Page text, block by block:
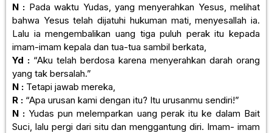
N : Pada waktu Yudas, yang menyerahkan Yesus, melihat
bahwa Yesus telah dijatuhi hukuman mati, menyesallah ia.
Lalu ia mengembalikan uang tiga puluh perak itu kepada
imam-imam kepala dan tua-tua sambil berkata,
Yd : “Aku telah berdosa karena menyerahkan darah orang
yang tak bersalah.”
N : Tetapi jawab mereka,
R : “Apa urusan kami dengan itu? Itu urusanmu sendiri!”
N : Yudas pun melemparkan uang perak itu ke dalam Bait
Suci, lalu pergi dari situ dan menggantung diri. Imam- imam